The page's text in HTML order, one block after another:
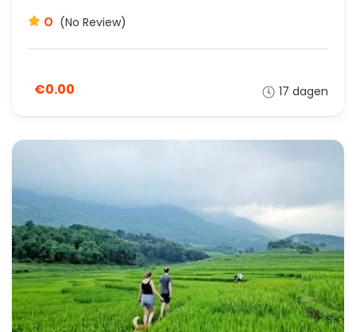
0 (No Review)
€0.00 17 dagen